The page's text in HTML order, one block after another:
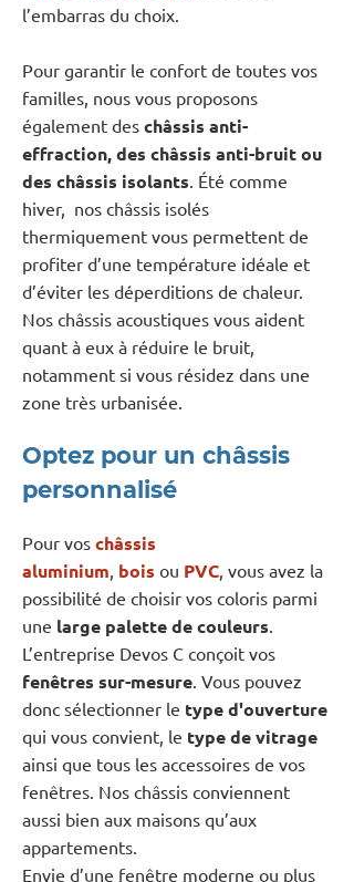
l’embarras du choix.
Pour garantir le confort de toutes vos
familles, nous vous proposons
également des châssis anti-
effraction, des châssis anti-bruit ou
des châssis isolants. Été comme
hiver, nos châssis isolés
thermiquement vous permettent de
profiter d’une température idéale et
d’éviter les déperditions de chaleur.
Nos châssis acoustiques vous aident
quant à eux à réduire le bruit,
notamment si vous résidez dans une
zone très urbanisée.
Optez pour un châssis
personnalisé
Pour vos châssis
aluminium, bois ou PVC, vous avez la
possibilité de choisir vos coloris parmi
une large palette de couleurs.
L’entreprise Devos C conçoit vos
fenêtres sur-mesure. Vous pouvez
donc sélectionner le type d'ouverture
qui vous convient, le type de vitrage
ainsi que tous les accessoires de vos
fenêtres. Nos châssis conviennent
aussi bien aux maisons qu’aux
appartements.
Envie d’une fenêtre moderne ou plus